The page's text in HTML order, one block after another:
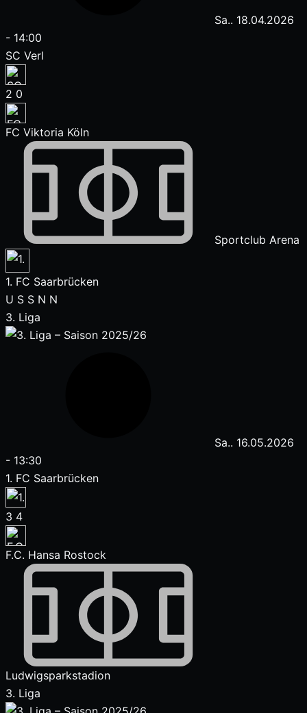
Sa.. 18.04.2026
- 14:00
SC Verl
2 0
FC Viktoria Köln
Sportclub Arena
1. FC Saarbrücken
U S S N N
3. Liga
Sa.. 16.05.2026
- 13:30
1. FC Saarbrücken
3 4
F.C. Hansa Rostock
Ludwigsparkstadion
3. Liga